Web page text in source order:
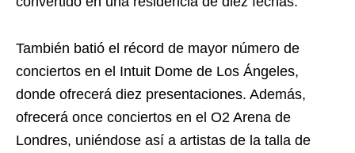
También batió el récord de mayor número de
conciertos en el Intuit Dome de Los Ángeles,
donde ofrecerá diez presentaciones. Además,
ofrecerá once conciertos en el O2 Arena de
Londres, uniéndose así a artistas de la talla de